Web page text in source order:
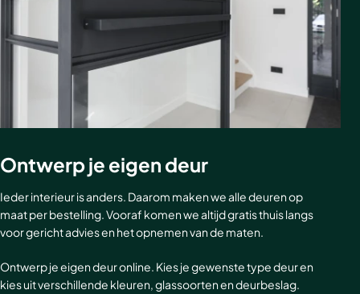
Ontwerp je eigen deur
Ieder interieur is anders. Daarom maken we alle deuren op
maat per bestelling. Vooraf komen we altijd gratis thuis langs
voor gericht advies en het opnemen van de maten.
Ontwerp je eigen deur online. Kies je gewenste type deur en
kies uit verschillende kleuren, glassoorten en deurbeslag.